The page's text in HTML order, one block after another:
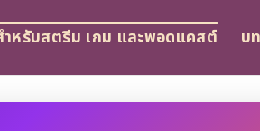
หรับสตรีม เกม และพอดแคสต์ บ